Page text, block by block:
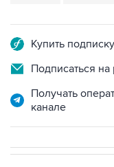
Купить
Подписаться на
Получать
канале